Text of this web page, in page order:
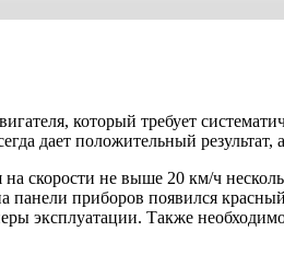
который требует
дает положительный результат,
на скорости не выше 20 км/ч
приборов появился
эксплуатации. Также